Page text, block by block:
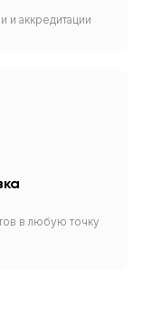
аккредитации
в любую точку